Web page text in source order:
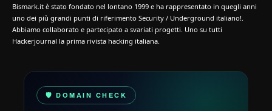
Bismark.it è stato fondato nel lontano 1999 e ha rappresentato in quegli anni
uno dei più grandi punti di riferimento Security / Underground italiano!.
Abbiamo collaborato e partecipato a svariati progetti. Uno su tutti
Hackerjournal la prima rivista hacking italiana.
🛡️ DOMAIN CHECK